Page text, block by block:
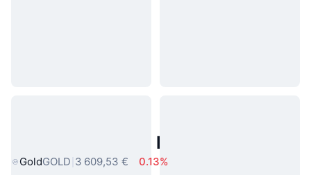
Actifs du Monde Réel Populaires
GoldGOLD 3 609,53 €
0.13%